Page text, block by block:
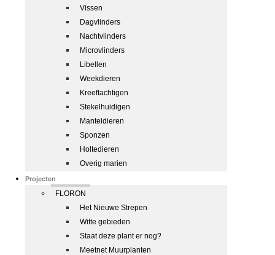
Vissen
Dagvlinders
Nachtvlinders
Microvlinders
Libellen
Weekdieren
Kreeftachtigen
Stekelhuidigen
Manteldieren
Sponzen
Holtedieren
Overig marien
Projecten
FLORON
Het Nieuwe Strepen
Witte gebieden
Staat deze plant er nog?
Meetnet Muurplanten